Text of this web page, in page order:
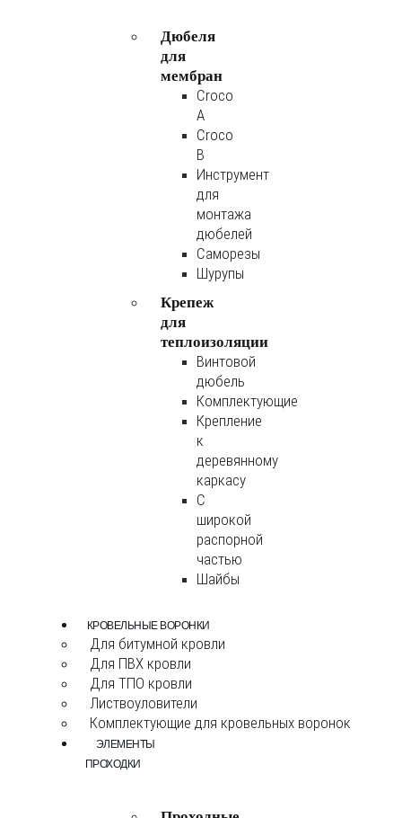
Дюбеля
для
мембран
Croco
A
Croco
B
Инструмент
для
монтажа
дюбелей
Саморезы
Шурупы
Крепеж
для
теплоизоляции
Винтовой
дюбель
Комплектующие
Крепление
к
деревянному
каркасу
С
широкой
распорной
частью
Шайбы
КРОВЕЛЬНЫЕ ВОРОНКИ
Для битумной кровли
Для ПВХ кровли
Для ТПО кровли
Листвоуловители
Комплектующие для кровельных воронок
ЭЛЕМЕНТЫ
ПРОХОДКИ